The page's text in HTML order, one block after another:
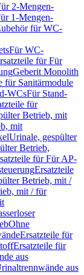
2-Mengen-
1-Mengen-
für WC-
Für WC-
für Für
Geberit Monolith
für Sanitärmodule
WCsFür Stand-
für
Betrieb, mit
mit
Urinale, gespülter
Betrieb,
für Für AP-
Ersatzteile
Betrieb, mit /
mit / für
Ohne
Ersatzteile für
Ersatzteile für
aus
aus